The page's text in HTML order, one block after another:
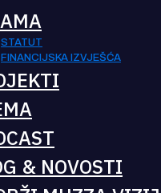
STATUT
FINANCIJSKA IZVJEŠĆA
& NOVOSTI